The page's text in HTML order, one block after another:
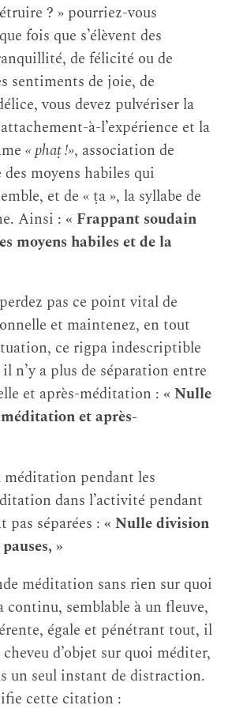
? » pourriez-vous
fois que s’élèvent des
de félicité ou de
sentiments de joie, de
vous devez pulvériser la
à-l’expérience et la
« phaṭ !», association de
des moyens habiles qui
et de « ṭa », la syllabe de
Ainsi : « Frappant soudain
moyens habiles et de la
pas ce point vital de
et maintenez, en tout
ce rigpa indescriptible
n’y a plus de séparation entre
et après-méditation : « Nulle
et après-
méditation pendant les
dans l’activité pendant
pas séparées : « Nulle division
»
méditation sans rien sur quoi
continu, semblable à un fleuve,
égale et pénétrant tout, il
d’objet sur quoi méditer,
un seul instant de distraction.
cette citation :